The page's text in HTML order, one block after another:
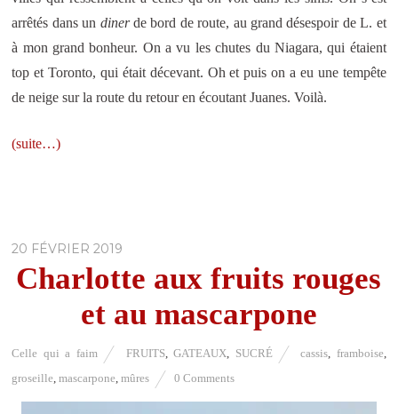
arrêtés dans un dinerde bord de route, au grand désespoir de L. et
à mon grand bonheur. On a vu les chutes du Niagara, qui étaient
top et Toronto, qui était décevant. Oh et puis on a eu une tempête
de neige sur la route du retour en écoutant Juanes. Voilà.
(suite…)
20 FÉVRIER 2019
Charlotte aux fruits rouges
et au mascarpone
Celle qui a faim FRUITS,GATEAUX SUCRÉ cassis framboise
groseille ,mascarpone ,mûres 0 Comments